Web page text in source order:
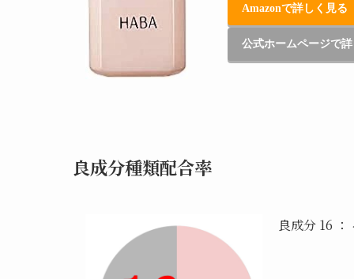
Amazonで詳しく見る
公式ホームページで
良成分種類配合率
良成分 16 ：